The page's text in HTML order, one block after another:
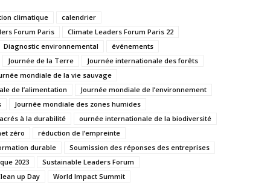
climatique
calendrier
Forum Paris
Climate Leaders Forum Paris 22
Diagnostic environnemental
événements
Journée de la Terre
Journée internationale des forêts
mondiale de la vie sauvage
de l’alimentation
Journée mondiale de l’environnement
Journée mondiale des zones humides
à la durabilité
ournée internationale de la biodiversité
zéro
réduction de l’empreinte
durable
Soumission des réponses des entreprises
2023
Sustainable Leaders Forum
up Day World Impact Summit